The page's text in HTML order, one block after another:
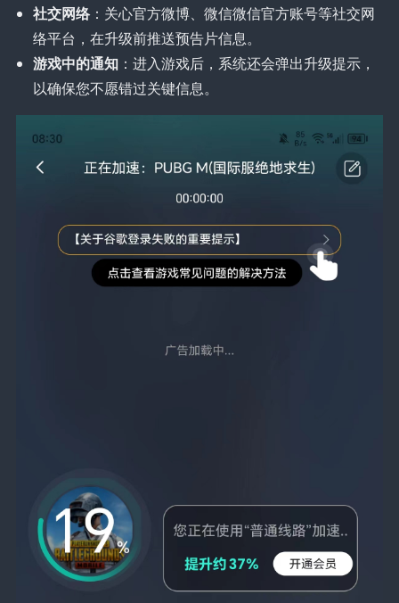
社交网络：关心官方微博、微信微信官方账号等社交网
络平台，在升级前推送预告片信息。
游戏中的通知 ：进入游戏后，系统还会弹出升级提示，
以确保您不愿错过关键信息。